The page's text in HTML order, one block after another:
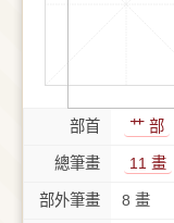
部首 ⺾ 部
總筆畫 11 畫
部外筆畫 8 畫